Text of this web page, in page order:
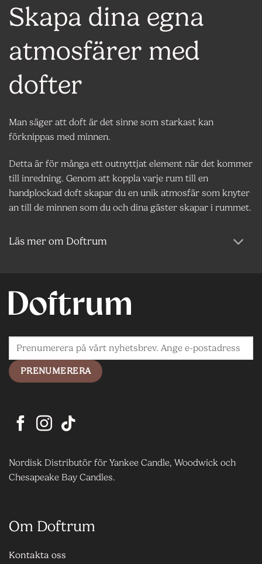
Skapa dina egna
atmosfärer med
dofter
Man säger att doft är det sinne som starkast kan
förknippas med minnen.
Detta är för många ett outnyttjat element när det kommer
till inredning. Genom att koppla varje rum till en
handplockad doft skapar du en unik atmosfär som knyter
an till de minnen som du och dina gäster skapar i rummet.
Läs mer om Doftrum
Nordisk Distributör för Yankee Candle, Woodwick och
Chesapeake Bay Candles.
Om Doftrum
Kontakta oss